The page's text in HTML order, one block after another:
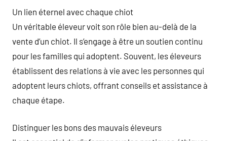
Un lien éternel avec chaque chiot
Un véritable éleveur voit son rôle bien au-delà de la
vente d’un chiot. Il s’engage à être un soutien continu
pour les familles qui adoptent. Souvent, les éleveurs
établissent des relations à vie avec les personnes qui
adoptent leurs chiots, offrant conseils et assistance à
chaque étape.
Distinguer les bons des mauvais éleveurs